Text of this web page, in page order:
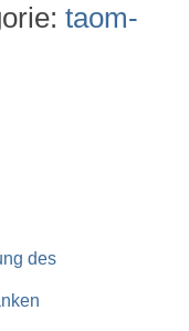
taom-
des